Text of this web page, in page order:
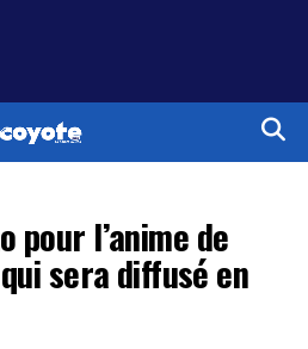
pour l’anime de
sera diffusé en